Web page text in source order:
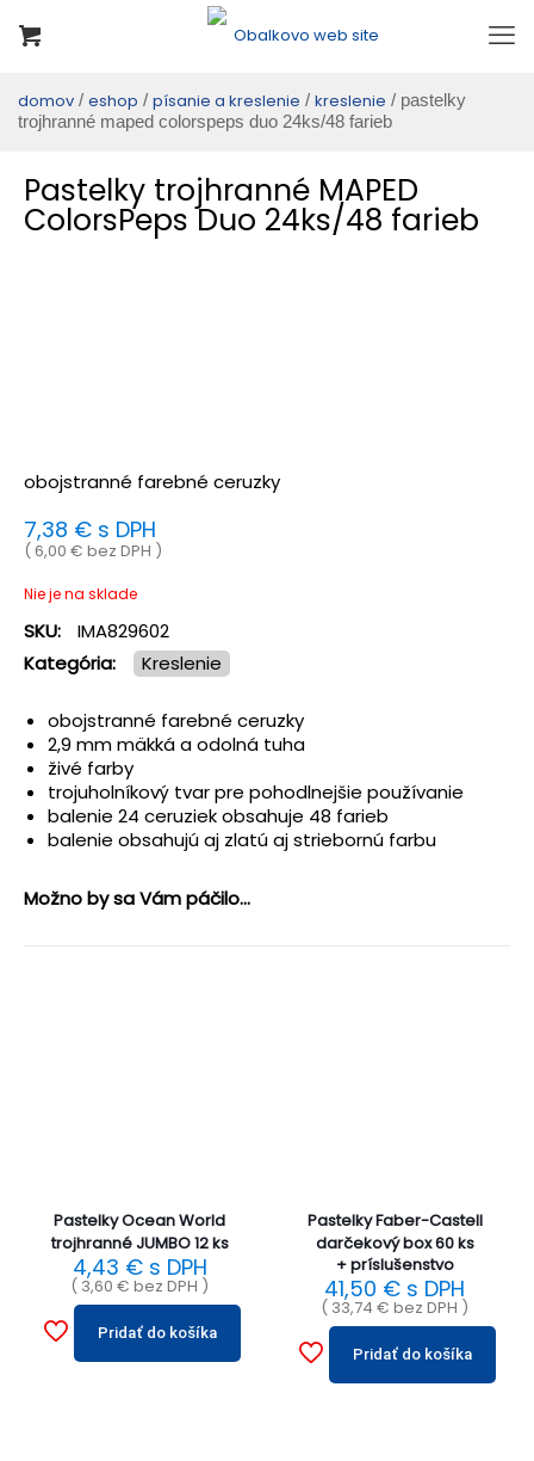
domov / eshop / písanie a kreslenie / kreslenie / pastelky
trojhranné maped colorspeps duo 24ks/48 farieb
Pastelky trojhranné MAPED
ColorsPeps Duo 24ks/48 farieb
obojstranné farebné ceruzky
7,38 € s DPH
(6,00 € bez DPH )
Nie je na sklade
SKU:
IMA829602
Kategória:
Kreslenie
obojstranné farebné ceruzky
2,9 mm mäkká a odolná tuha
živé farby
trojuholníkový tvar pre pohodlnejšie používanie
balenie 24 ceruziek obsahuje 48 farieb
balenie obsahujú aj zlatú aj striebornú farbu
Možno by sa Vám páčilo...
Pastelky Ocean World
trojhranné JUMBO 12 ks
4,43 €s DPH
( 3,60 € bez DPH )
Pridať do košíka
Pastelky Faber-Castell
darčekový box 60 ks
+ príslušenstvo
41,50 € s DPH
( 33,74 € bez DPH )
Pridať do košíka